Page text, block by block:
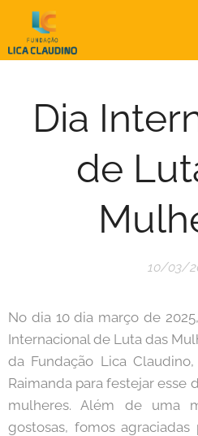
Dia
de
10/03/
No dia 10 dia março de
Internacional de Luta das
da Fundação Lica
Raimanda para festejar esse
mulheres. Além de uma
gostosas, fomos